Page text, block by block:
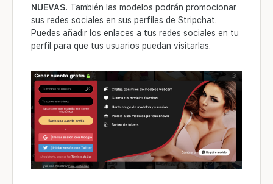
NUEVAS. También las modelos podrán promocionar
sus redes sociales en sus perfiles de Stripchat.
Puedes añadir los enlaces a tus redes sociales en tu
perfil para que tus usuarios puedan visitarlas.